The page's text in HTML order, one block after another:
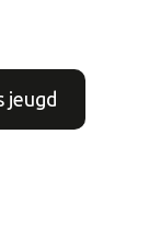
jeugd